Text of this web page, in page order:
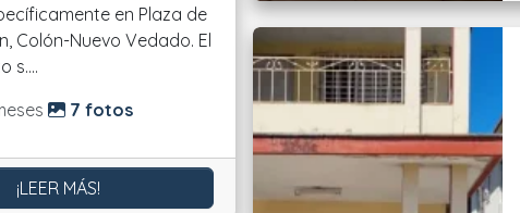
en Plaza de
Colón-Nuevo Vedado. El
s....
7 fotos
¡LEER MÁS!